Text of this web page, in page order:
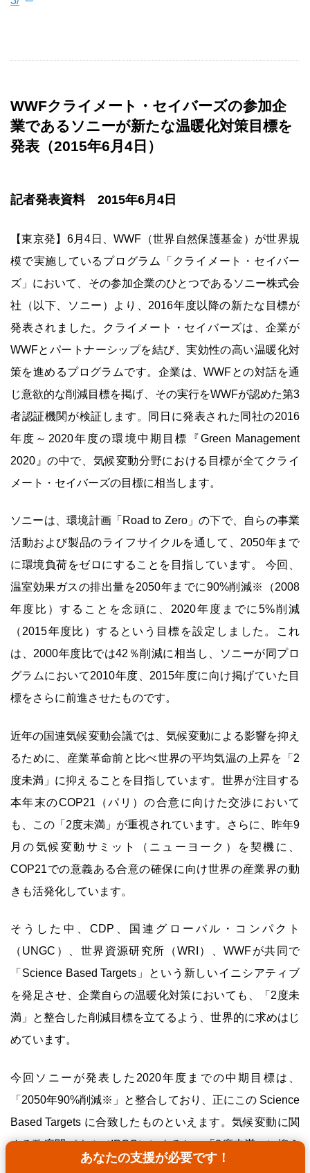
あなたの支援が必要です！
WWFクライメート・セイバーズの参加企
業であるソニーが新たな温暖化対策目標を
発表（2015年6月4日）
記者発表資料 2015年6月4日
【東京発】6月4日、WWF（世界自然保護基金）が世界規
模で実施しているプログラム「クライメート・セイバー
ズ」において、その参加企業のひとつであるソニー株式会
社（以下、ソニー）より、2016年度以降の新たな目標が
発表されました。クライメート・セイバーズは、企業が
WWFとパートナーシップを結び、実効性の高い温暖化対
策を進めるプログラムです。企業は、WWFとの対話を通
じ意欲的な削減目標を掲げ、その実行をWWFが認めた第3
者認証機関が検証します。同日に発表された同社の2016
年度～2020年度の環境中期目標『Green Management
2020』の中で、気候変動分野における目標が全てクライ
メート・セイバーズの目標に相当します。
ソニーは、環境計画「Road to Zero」の下で、自らの事業
活動および製品のライフサイクルを通して、2050年まで
に環境負荷をゼロにすることを目指しています。 今回、
温室効果ガスの排出量を2050年までに90%削減※（2008
年度比）することを念頭に、2020年度までに5%削減
（2015年度比）するという目標を設定しました。これ
は、2000年度比では42％削減に相当し、ソニーが同プロ
グラムにおいて2010年度、2015年度に向け掲げていた目
標をさらに前進させたものです。
近年の国連気候変動会議では、気候変動による影響を抑え
るために、産業革命前と比べ世界の平均気温の上昇を「2
度未満」に抑えることを目指しています。世界が注目する
本年末のCOP21（パリ）の合意に向けた交渉において
も、この「2度未満」が重視されています。さらに、昨年9
月の気候変動サミット（ニューヨーク）を契機に、
COP21での意義ある合意の確保に向け世界の産業界の動
きも活発化しています。
そうした中、CDP、国連グローバル・コンパクト
（UNGC）、世界資源研究所（WRI）、WWFが共同で
「Science Based Targets」という新しいイニシアティブ
を発足させ、企業自らの温暖化対策においても、「2度未
満」と整合した削減目標を立てるよう、世界的に求めはじ
めています。
今回ソニーが発表した2020年度までの中期目標は、
「2050年90%削減※」と整合しており、正にこの Science
Based Targets に合致したものといえます。気候変動に関
する政府間パネル（IPCC）によると、「2度未満」に抑え
るには2050年に世界で41～72%（2010年比）の排出削減